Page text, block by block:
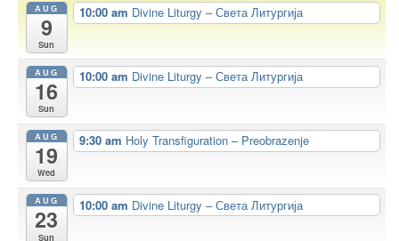
AUG
9
Sun
10:00 am Divine Liturgy – Света Литургија
AUG
16
Sun
10:00 am Divine Liturgy – Света Литургија
AUG
19
Wed
9:30 am Holy Transfiguration – Preobrazenje
AUG
23
Sun
10:00 am Divine Liturgy – Света Литургија